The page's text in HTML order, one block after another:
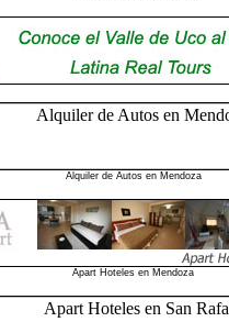
Alquiler de Autos en Mendoza
Apart Hoteles en Mendoza